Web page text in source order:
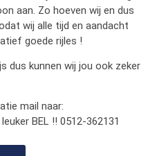
aan. Zo hoeven wij en dus
wij alle tijd en aandacht
goede rijles !
dus kunnen wij jou ook zeker
mail naar:
BEL !! 0512-362131